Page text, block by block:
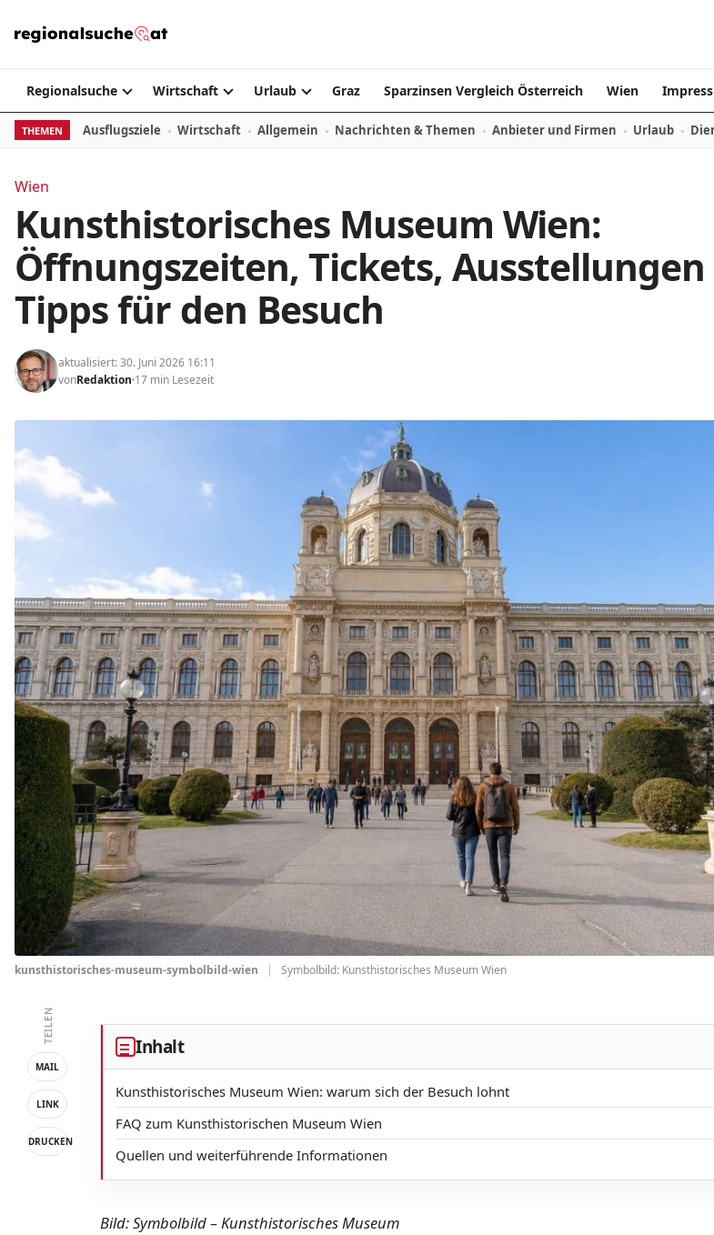
Regionalsuche Wirtschaft Urlaub Graz Sparzinsen Vergleich Österreich Wien
THEMEN Ausflugsziele Wirtschaft Allgemein Nachrichten & Themen Anbieter und Firmen Urlaub
Wien
Kunsthistorisches Museum Wien:
Öffnungszeiten, Tickets,
Tipps für den Besuch
aktualisiert: 30. Juni 2026 16:11
vonRedaktion 17 min Lesezeit
kunsthistorisches-museum-symbolbild-wien | Symbolbild: Kunsthistorisches Museum Wien
TEILEN
MAIL
LINK
DRUCKEN
Inhalt
Kunsthistorisches Museum Wien: warum sich der Besuch lohnt
FAQ zum Kunsthistorischen Museum Wien
Quellen und weiterführende Informationen
Bild: Symbolbild – Kunsthistorisches Museum